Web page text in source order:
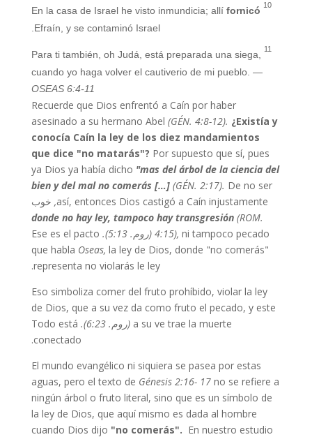
10
fornicó
Efraín, y se contaminó Israel.
11
Para ti también, oh Judá, está preparada una siega,
cuando yo haga volver el cautiverio de mi pueblo. —
OSEAS 6:4-11
Recuerde que Dios enfrentó a Caín por haber
asesinado a su hermano Abel (GÉN. 4:8-12). ¿Existía y
conocía Caín la ley de los diez mandamientos
que dice "no matarás"? Por supuesto que sí, pues
ya Dios ya había dicho "mas del árbol de la ciencia del
bien y del mal no comerás […] (GÉN. 2:17). De no ser
así, entonces Dios castigó a Caín injustamente
, خوب
donde no hay ley, tampoco hay transgresión(ROM.
4:15), ni tampoco pecado (روم. 5:13).
Ese es el pacto
que habla Oseas, la ley de Dios, donde "no comerás"
representa no violarás le ley.
Eso simboliza comer del fruto prohíbido, violar la ley
de Dios, que a su vez da como fruto el pecado, y este
a su ve trae la muerte (روم. 6:23).
Todo está
conectado.
El mundo evangélico ni siquiera se pasea por estas
aguas, pero el texto de Génesis 2:16- 17no se refiere a
ningún árbol o fruto literal, sino que es un símbolo de
la ley de Dios, que aquí mismo es dada al hombre
cuando Dios dijo "no comerás". En nuestro estudio